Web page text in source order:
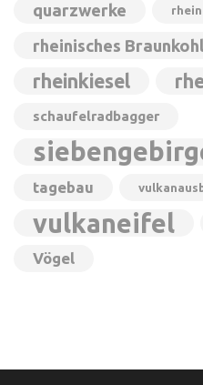
quarzwerke
rheinisches
rheinkiesel
schaufelradbagger
tagebau
vulkaneifel
Vögel